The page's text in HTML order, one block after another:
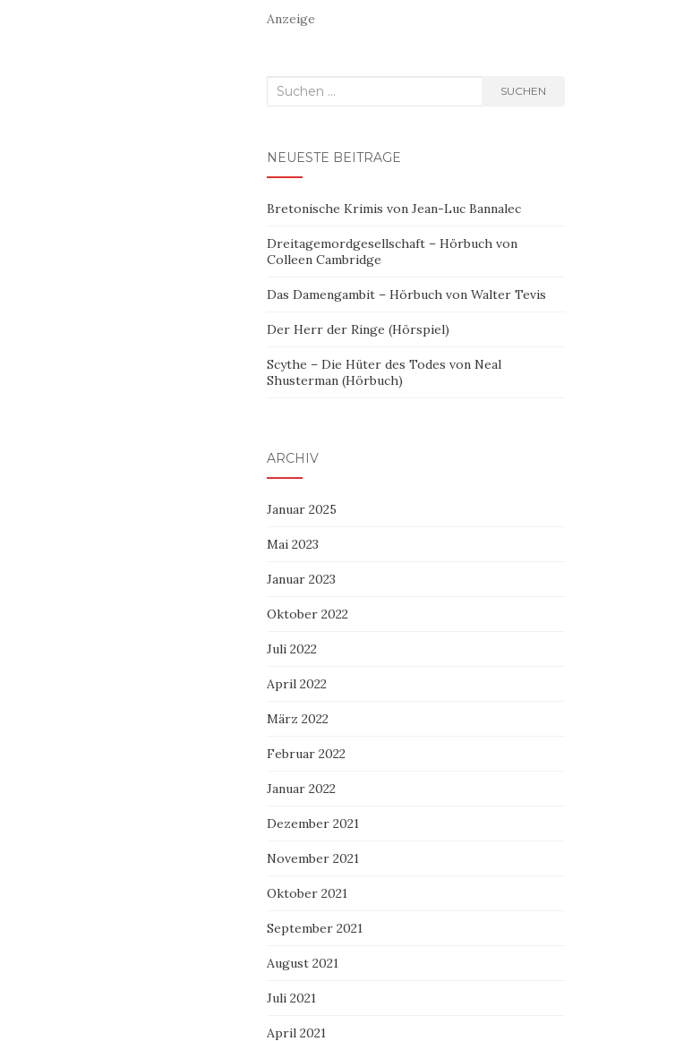
Anzeige
Suchen
SUCHEN
NEUESTE BEITRÄGE
Bretonische Krimis von Jean-Luc Bannalec
Dreitagemordgesellschaft – Hörbuch von
Colleen Cambridge
Das Damengambit – Hörbuch von Walter Tevis
Der Herr der Ringe (Hörspiel)
Scythe – Die Hüter des Todes von Neal
Shusterman (Hörbuch)
ARCHIV
Januar 2025
Mai 2023
Januar 2023
Oktober 2022
Juli 2022
April 2022
März 2022
Februar 2022
Januar 2022
Dezember 2021
November 2021
Oktober 2021
September 2021
August 2021
Juli 2021
April 2021